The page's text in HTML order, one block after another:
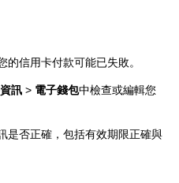
信用卡付款可能已失敗。
訊 > 電子錢包中檢查或編輯您
是否正確，包括有效期限正確與